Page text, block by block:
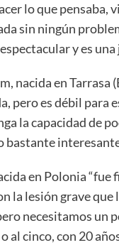
lo que pensaba,
sin ningún
y es
nacida en Tarrasa
pero es débil para
la capacidad de
bastante
en Polonia
la lesión grave que
necesitamos un
al cinco, con 20